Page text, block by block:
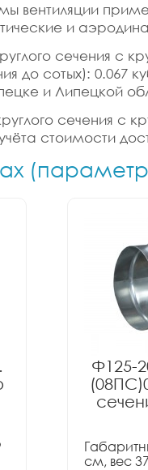
и
сечения с
до сотых):
и Липецкой
сечения с
стоимости
Ф125-
см, вес